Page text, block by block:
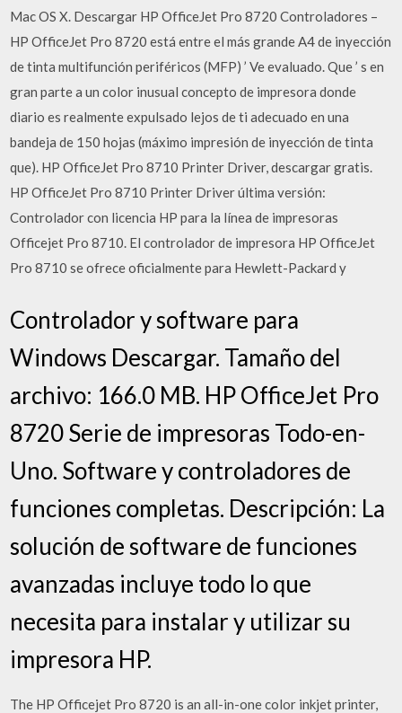
Mac OS X. Descargar HP OfficeJet Pro 8720 Controladores –
HP OfficeJet Pro 8720 está entre el más grande A4 de inyección
de tinta multifunción periféricos (MFP) ’ Ve evaluado. Que ’ s en
gran parte a un color inusual concepto de impresora donde
diario es realmente expulsado lejos de ti adecuado en una
bandeja de 150 hojas (máximo impresión de inyección de tinta
que). HP OfficeJet Pro 8710 Printer Driver, descargar gratis.
HP OfficeJet Pro 8710 Printer Driver última versión:
Controlador con licencia HP para la línea de impresoras
Officejet Pro 8710. El controlador de impresora HP OfficeJet
Pro 8710 se ofrece oficialmente para Hewlett-Packard y
Controlador y software para
Windows Descargar. Tamaño del
archivo: 166.0 MB. HP OfficeJet Pro
8720 Serie de impresoras Todo-en-
Uno. Software y controladores de
funciones completas. Descripción: La
solución de software de funciones
avanzadas incluye todo lo que
necesita para instalar y utilizar su
impresora HP.
The HP Officejet Pro 8720 is an all-in-one color inkjet printer,